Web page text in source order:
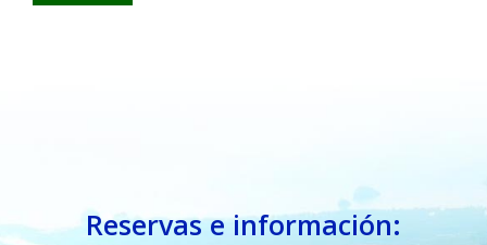
Reservas e información: